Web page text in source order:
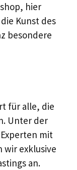
hier
Kunst des
besondere
für alle, die
Unter der
mit
wir exklusive
an.